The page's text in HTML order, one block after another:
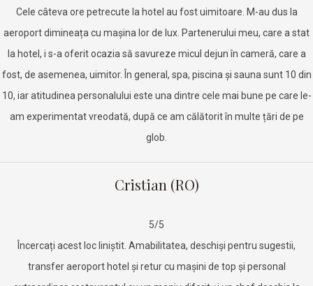
Cele câteva ore petrecute la hotel au fost uimitoare. M-au dus la
aeroport dimineața cu mașina lor de lux. Partenerului meu, care a stat
la hotel, i s-a oferit ocazia să savureze micul dejun în cameră, care a
fost, de asemenea, uimitor. În general, spa, piscina și sauna sunt 10 din
10, iar atitudinea personalului este una dintre cele mai bune pe care le-
am experimentat vreodată, după ce am călătorit în multe țări de pe
glob.
Cristian (RO)
5/5
Încercați acest loc liniștit. Amabilitatea, deschiși pentru sugestii,
transfer aeroport hotel și retur cu mașini de top și personal